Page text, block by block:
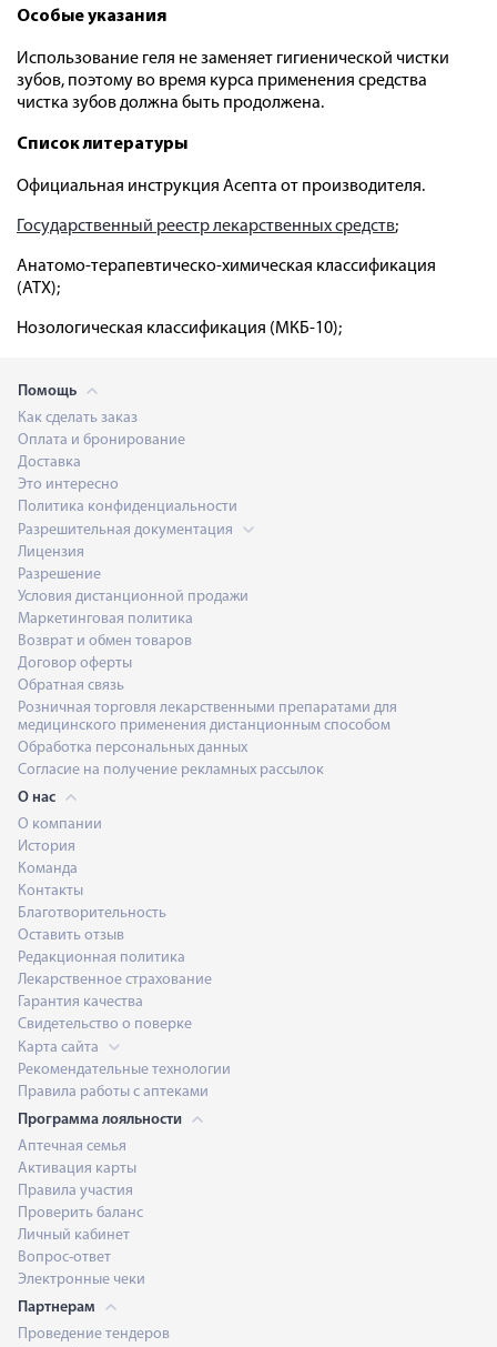
Особые указания
Использование геля не заменяет гигиенической чистки
зубов, поэтому во время курса применения средства
чистка зубов должна быть продолжена.
Список литературы
Официальная инструкция Асепта от производителя.
Государственный реестр лекарственных средств;
Анатомо-терапевтическо-химическая классификация
(ATX);
Нозологическая классификация (МКБ-10);
Помощь
Как сделать заказ
Оплата и бронирование
Доставка
Это интересно
Политика конфиденциальности
Разрешительная документация
Лицензия
Разрешение
Условия дистанционной продажи
Маркетинговая политика
Возврат и обмен товаров
Договор оферты
Обратная связь
Розничная торговля лекарственными препаратами для
медицинского применения дистанционным способом
Обработка персональных данных
Согласие на получение рекламных рассылок
О нас
О компании
История
Команда
Контакты
Благотворительность
Оставить отзыв
Редакционная политика
Лекарственное страхование
Гарантия качества
Свидетельство о поверке
Карта сайта
Рекомендательные технологии
Правила работы с аптеками
Программа лояльности
Аптечная семья
Активация карты
Правила участия
Проверить баланс
Личный кабинет
Вопрос-ответ
Электронные чеки
Партнерам
Проведение тендеров